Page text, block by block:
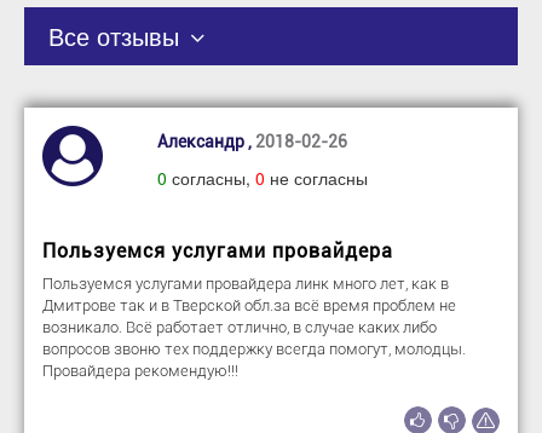
Все отзывы
Александр , 2018-02-26
0 согласны, 0 не согласны
Пользуемся услугами провайдера
Пользуемся услугами провайдера линк много лет, как в
Дмитрове так и в Тверской обл.за всё время проблем не
возникало. Всё работает отлично, в случае каких либо
вопросов звоню тех поддержку всегда помогут, молодцы.
Провайдера рекомендую!!!